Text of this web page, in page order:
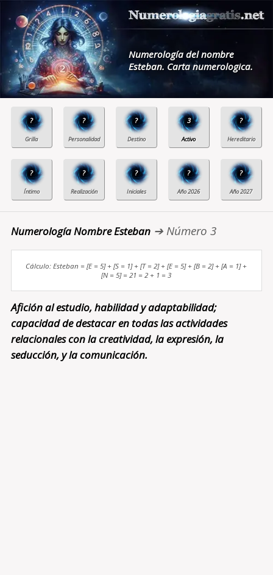
Numerología del nombre
Esteban. Carta numerologica.
? ? ? 3 ?
? ? ? ? ?
Numerología Nombre Esteban➔ Número 3
Cálculo: Esteban = [E = 5] + [S = 1] + [T = 2] + [E = 5] + [B = 2] + [A = 1] +
[N = 5] = 21 = 2 + 1 = 3
Afición al estudio, habilidad y adaptabilidad;
capacidad de destacar en todas las actividades
relacionales con la creatividad, la expresión, la
seducción, y la comunicación.